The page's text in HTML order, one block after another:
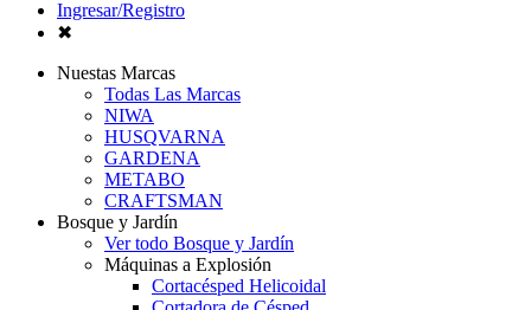
Ingresar/Registro
✖
Nuestas Marcas
Todas Las Marcas
NIWA
HUSQVARNA
GARDENA
METABO
CRAFTSMAN
Bosque y Jardín
Ver todo Bosque y Jardín
Máquinas a Explosión
Cortacésped Helicoidal